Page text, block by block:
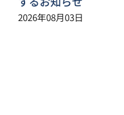
2026年08月03日